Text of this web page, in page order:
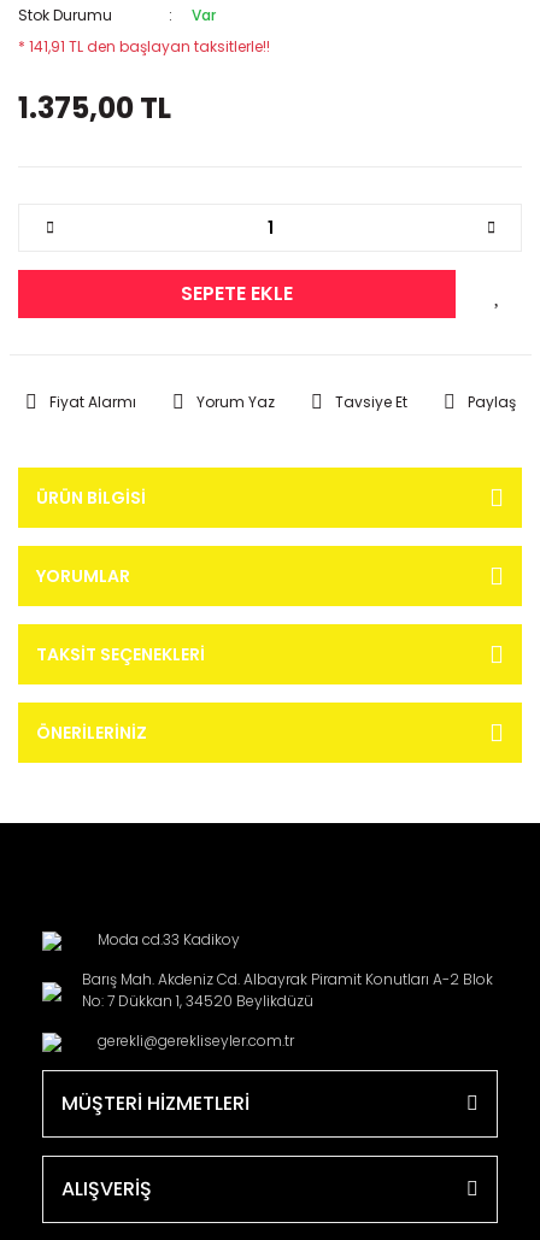
Stok Durumu
Var
* 141,91 TL den başlayan taksitlerle!!
1.375,00 TL
SEPETE EKLE
Fiyat Alarmı Yorum Yaz Tavsiye Et Paylaş
ÜRÜN BILGISI
YORUMLAR
TAKSIT SEÇENEKLERI
ÖNERILERINIZ
Moda cd.33 Kadikoy
Barış Mah. Akdeniz Cd. Albayrak Piramit Konutları A-2 Blok
No: 7 Dükkan 1, 34520 Beylikdüzü
gerekli@gerekliseyler.com.tr
MÜŞTERİ HİZMETLERİ
ALIŞVERİŞ